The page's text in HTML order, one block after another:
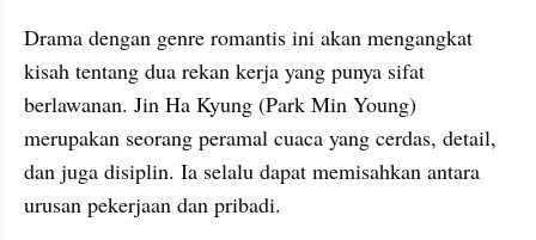
Drama dengan genre romantis ini akan mengangkat
kisah tentang dua rekan kerja yang punya sifat
berlawanan. Jin Ha Kyung (Park Min Young)
merupakan seorang peramal cuaca yang cerdas, detail,
dan juga disiplin. Ia selalu dapat memisahkan antara
urusan pekerjaan dan pribadi.